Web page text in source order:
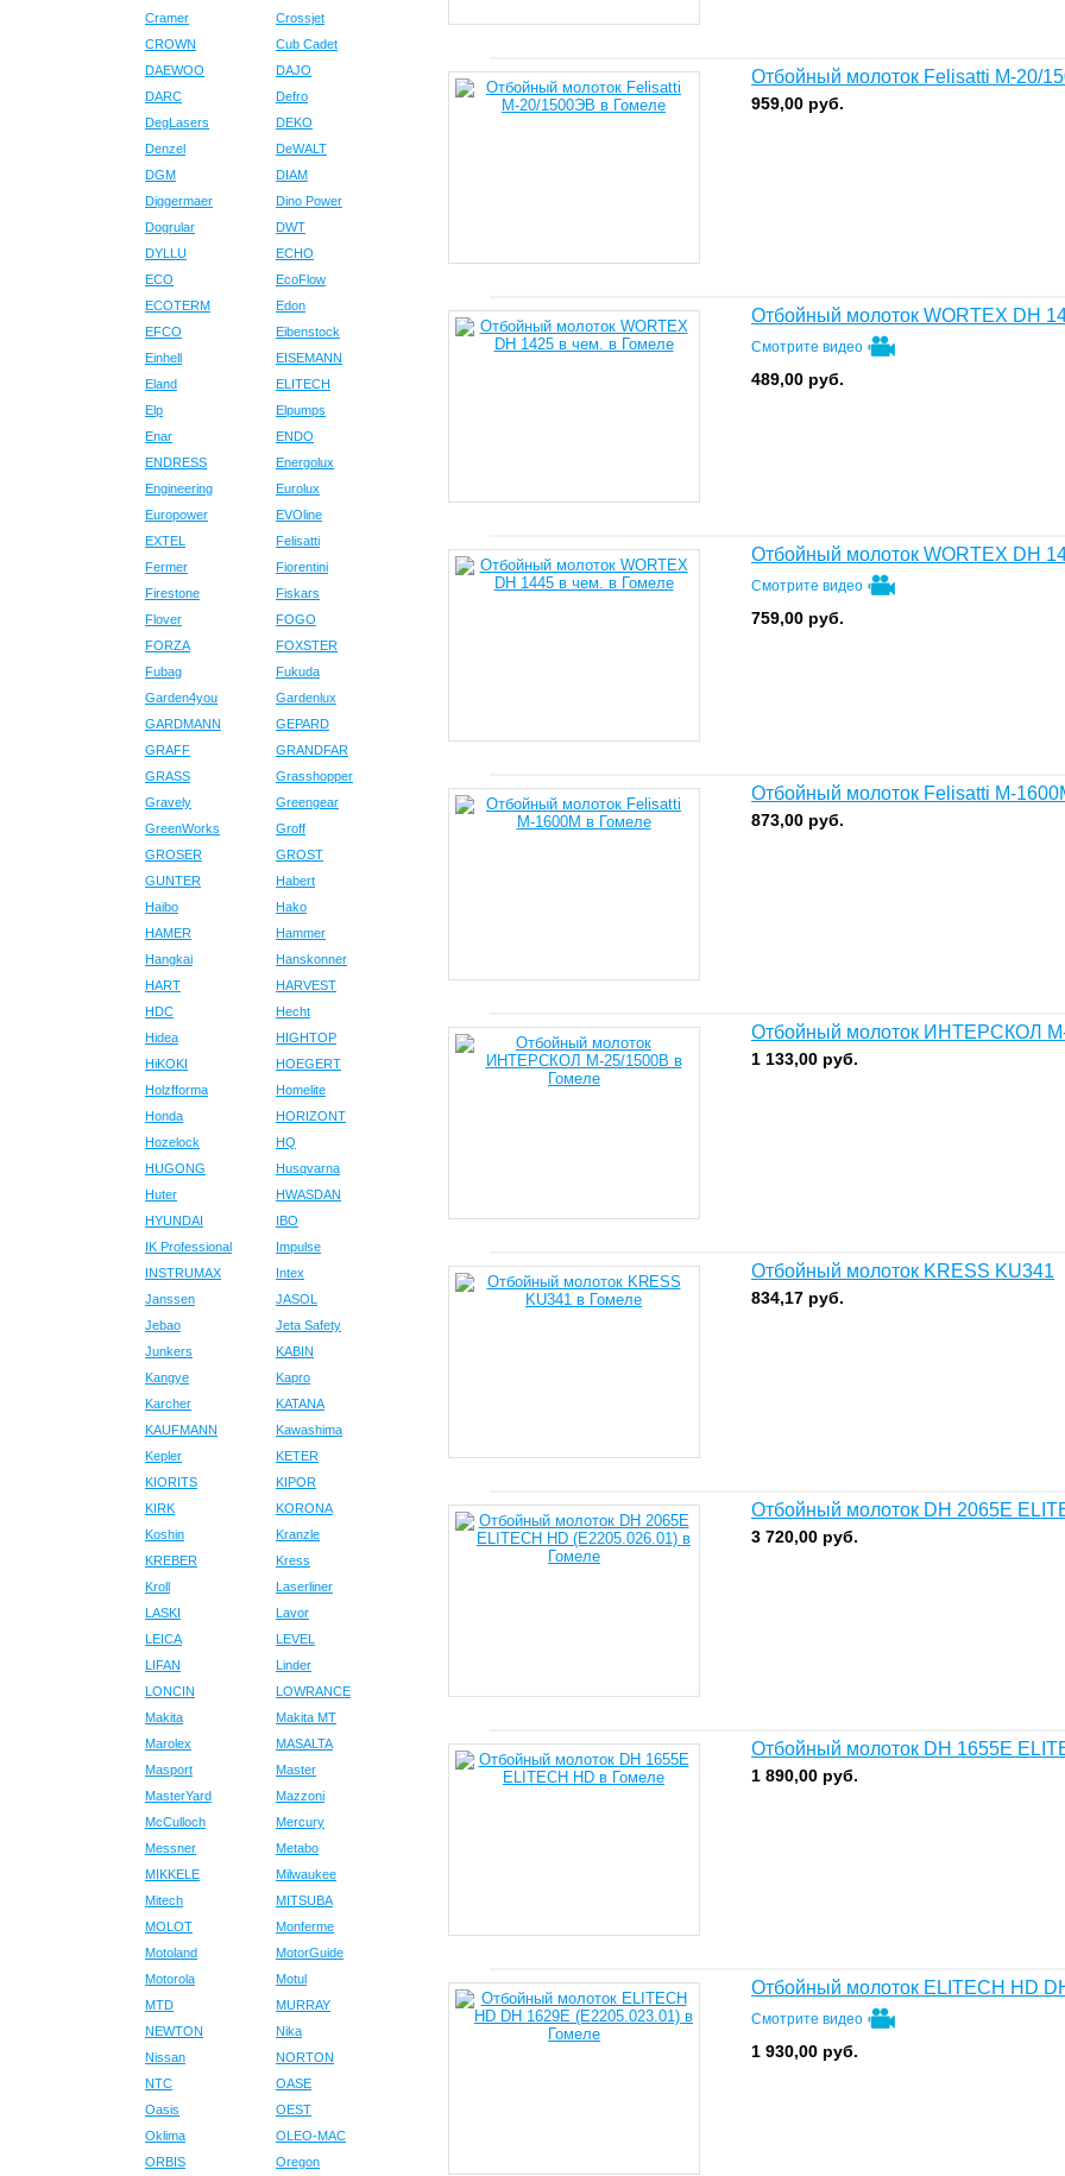
Cramer
Crossjet
CROWN
Cub Cadet
DAEWOO
DAJO
DARC
Defro
DegLasers
DEKO
Denzel
DeWALT
DGM
DIAM
Diggermaer
Dino Power
Dogrular
DWT
DYLLU
ECHO
ECO
EcoFlow
ECOTERM
Edon
EFCO
Eibenstock
Einhell
EISEMANN
Eland
ELITECH
Elp
Elpumps
Enar
ENDO
ENDRESS
Energolux
Engineering
Eurolux
Europower
EVOline
EXTEL
Felisatti
Fermer
Fiorentini
Firestone
Fiskars
Flover
FOGO
FORZA
FOXSTER
Fubag
Fukuda
Garden4you
Gardenlux
GARDMANN
GEPARD
GRAFF
GRANDFAR
GRASS
Grasshopper
Gravely
Greengear
GreenWorks
Groff
GROSER
GROST
GUNTER
Habert
Haibo
Hako
HAMER
Hammer
Hangkai
Hanskonner
HART
HARVEST
HDC
Hecht
Hidea
HIGHTOP
HiKOKI
HOEGERT
Holzfforma
Homelite
Honda
HORIZONT
Hozelock
HQ
HUGONG
Husqvarna
Huter
HWASDAN
HYUNDAI
IBO
IK Professional
Impulse
INSTRUMAX
Intex
Janssen
JASOL
Jebao
Jeta Safety
Junkers
KABIN
Kangye
Kapro
Karcher
KATANA
KAUFMANN
Kawashima
Kepler
KETER
KIORITS
KIPOR
KIRK
KORONA
Koshin
Kranzle
KREBER
Kress
Kroll
Laserliner
LASKI
Lavor
LEICA
LEVEL
LIFAN
Linder
LONCIN
LOWRANCE
Makita
Makita MT
Marolex
MASALTA
Masport
Master
MasterYard
Mazzoni
McCulloch
Mercury
Messner
Metabo
MIKKELE
Milwaukee
Mitech
MITSUBA
MOLOT
Monferme
Motoland
MotorGuide
Motorola
Motul
MTD
MURRAY
NEWTON
Nika
Nissan
NORTON
NTC
OASE
Oasis
OEST
Oklima
OLEO-MAC
ORBIS
Oregon
Отбойный молоток Felisatti М-20/
959,00 руб.
Отбойный молоток WORTEX DH
Смотрите видео
489,00 руб.
Отбойный молоток WORTEX DH
Смотрите видео
759,00 руб.
Отбойный молоток Felisatti М-
873,00 руб.
Отбойный молоток ИНТЕРСКОЛ
1 133,00 руб.
Отбойный молоток KRESS KU341
834,17 руб.
Отбойный молоток DH 2065E
3 720,00 руб.
Отбойный молоток DH 1655E
1 890,00 руб.
Отбойный молоток ELITECH HD
Смотрите видео
1 930,00 руб.